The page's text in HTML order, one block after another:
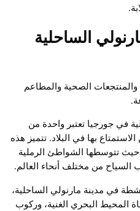
الساحلية
الصحية والمطاعم
في جورجيا تعتبر واحدة من
بها في البلاد. تتميز هذه
حيث تتوسطها الشواطئ الرملية
السياح من مختلف أنحاء العالم.
في مدينة مارنولي الساحلية،
البحري الغنية، وركوب